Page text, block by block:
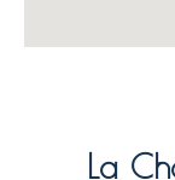
La